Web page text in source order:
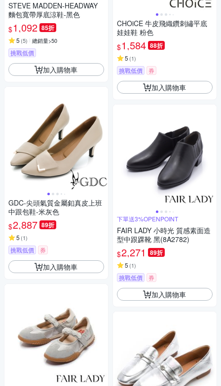
STEVE MADDEN-HEADWAY
麵包寬帶厚底涼鞋-黑色
$1,092 85折
5 (5) 總銷量>50
挑戰低價
加入購物車
GDC-尖頭氣質金屬釦真皮上班
中跟包鞋-米灰色
$2,887 89折
5 (1)
挑戰低價 券
加入購物車
CHOiCE 牛皮飛織鑽刺繡平底
娃娃鞋 粉色
$1,584 88折
5 (1)
挑戰低價 券
加入購物車
下單送3%OPENPOINT
FAIR LADY 小時光 質感素面造
型中跟踝靴 黑(8A2782)
$2,271 89折
5 (1)
挑戰低價 券
加入購物車